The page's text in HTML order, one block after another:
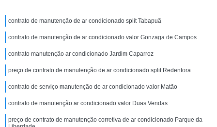
contrato de manutenção de ar condicionado split Tabapuã
contrato de manutenção de ar condicionado valor Gonzaga de Campos
contrato manutenção ar condicionado Jardim Caparroz
preço de contrato de manutenção de ar condicionado split Redentora
contrato de serviço manutenção de ar condicionado valor Matão
contrato de manutenção ar condicionado valor Duas Vendas
preço de contrato de manutenção corretiva de ar condicionado Parque da